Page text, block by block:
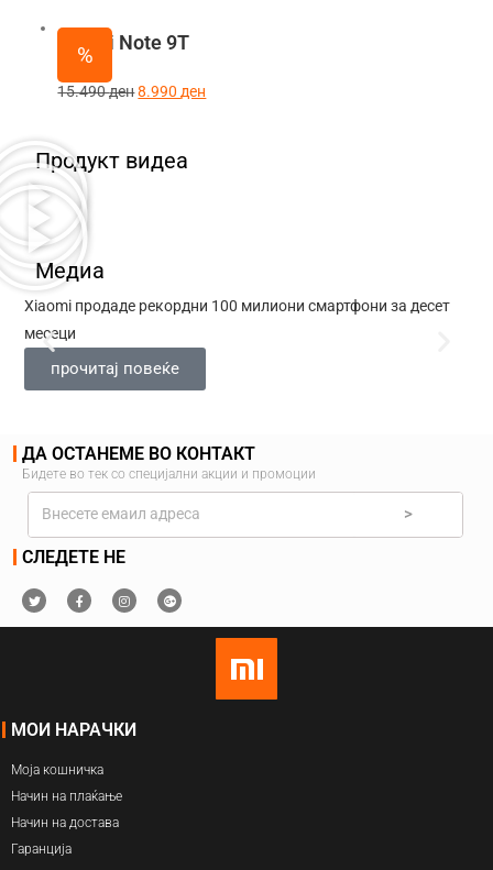
%
Redmi Note 9T
15.490ден8.990 ден
Продукт видеа
Медиа
Xiaomi продаде рекордни 100 милиони смартфони за десет
месеци
прочитај повеќе
ДА ОСТАНЕМЕ ВО КОНТАКТ
Бидете во тек со специјални акции и промоции
>
СЛЕДЕТЕ НЕ
МОИ НАРАЧКИ
Моја кошничка
Начин на плаќање
Начин на достава
Гаранција